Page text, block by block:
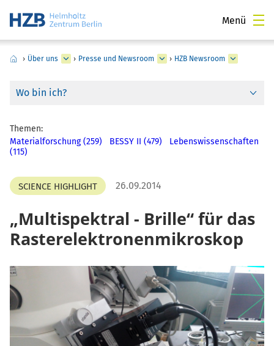
Menü
› Über uns › Presse und Newsroom › HZB Newsroom
Wo bin ich?
Themen:
Materialforschung (259)
BESSY II (479)
Lebenswissenschaften
(115)
SCIENCE HIGHLIGHT 26.09.2014
Multispektral - Brille“ für das
Rasterelektronenmikroskop